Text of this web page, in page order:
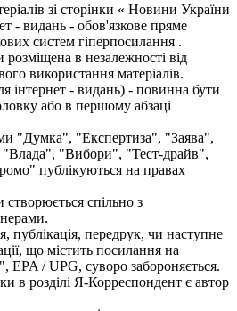
зі сторінки « Новини України
- видань - обов'язкове пряме
систем гіперпосилання .
в незалежності від
використання матеріалів.
інтернет - видань) - повинна бути
або в першому абзаці
"Думка", "Експертиза", "Заява",
"Влада", "Вибори", "Тест-драйв",
публікуються на правах
спільно з
публікація, передрук, чи наступне
що містить посилання на
EPA / UPG, суворо забороняється.
в розділі Я-Корреспондент є автор